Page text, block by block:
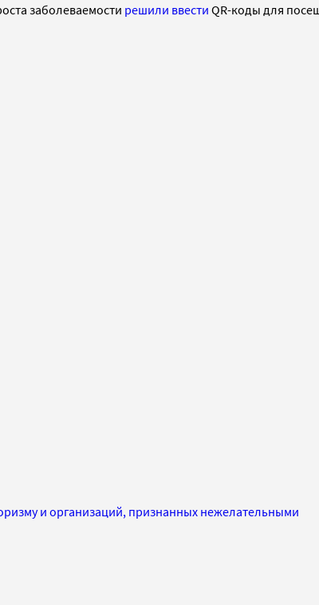
заболеваемости решили ввести QR-коды для
и организаций, признанных нежелательными